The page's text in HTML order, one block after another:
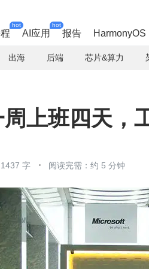
hot
AI应用
hot
报告 HarmonyOS
出海 后端 芯片&算力
上班四天，
字 阅读完需：约 5 分钟